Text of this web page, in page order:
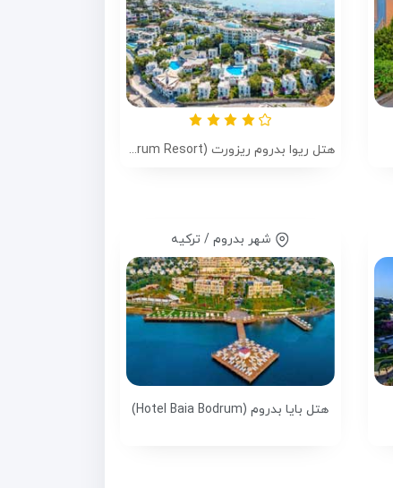
هتل ریوا بدروم ریزورت (Riva Bodrum Resort)
شهر بدروم / ترکیه
هتل بایا بدروم (Hotel Baia Bodrum)